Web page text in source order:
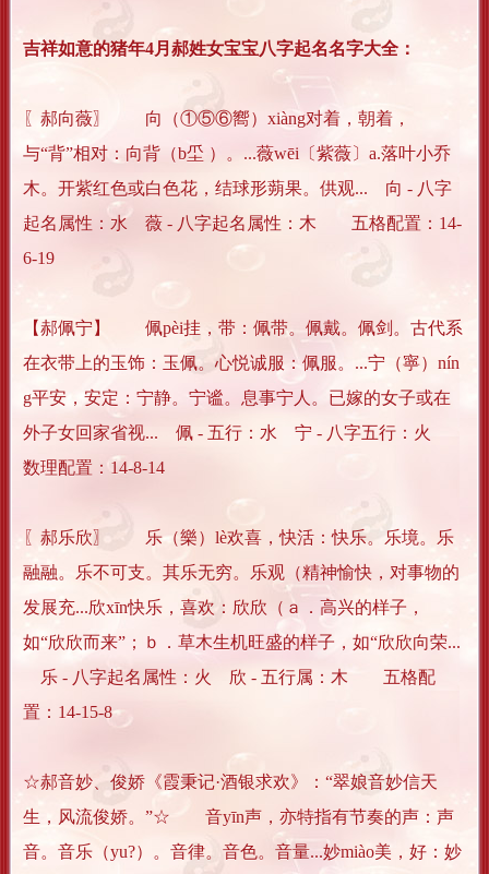
吉祥如意的猪年4月郝姓女宝宝八字起名名字大全：
〖郝向薇〗 向（①⑤⑥嚮）xiàng对着，朝着，
与“背”相对：向背（b坕 ）。...薇wēi〔紫薇〕a.落叶小乔
木。开紫红色或白色花，结球形蒴果。供观... 向 - 八字
起名属性：水 薇 - 八字起名属性：木 五格配置：14-
6-19
【郝佩宁】 佩pèi挂，带：佩带。佩戴。佩剑。古代系
在衣带上的玉饰：玉佩。心悦诚服：佩服。...宁（寧）nín
g平安，安定：宁静。宁谧。息事宁人。已嫁的女子或在
外子女回家省视... 佩 - 五行：水 宁 - 八字五行：火
数理配置：14-8-14
〖郝乐欣〗 乐（樂）lè欢喜，快活：快乐。乐境。乐
融融。乐不可支。其乐无穷。乐观（精神愉快，对事物的
发展充...欣xīn快乐，喜欢：欣欣（ａ．高兴的样子，
如“欣欣而来”；ｂ．草木生机旺盛的样子，如“欣欣向荣...
乐 - 八字起名属性：火 欣 - 五行属：木 五格配
置：14-15-8
☆郝音妙、俊娇《霞秉记·酒银求欢》：“翠娘音妙信天
生，风流俊娇。”☆ 音yīn声，亦特指有节奏的声：声
音。音乐（yu?）。音律。音色。音量...妙miào美，好：妙